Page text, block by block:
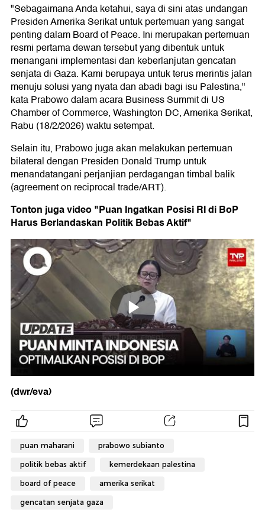
"Sebagaimana Anda ketahui, saya di sini atas undangan
Presiden Amerika Serikat untuk pertemuan yang sangat
penting dalam Board of Peace. Ini merupakan pertemuan
resmi pertama dewan tersebut yang dibentuk untuk
menangani implementasi dan keberlanjutan gencatan
senjata di Gaza. Kami berupaya untuk terus merintis jalan
menuju solusi yang nyata dan abadi bagi isu Palestina,"
kata Prabowo dalam acara Business Summit di US
Chamber of Commerce, Washington DC, Amerika Serikat,
Rabu (18/2/2026) waktu setempat.
Selain itu, Prabowo juga akan melakukan pertemuan
bilateral dengan Presiden Donald Trump untuk
menandatangani perjanjian perdagangan timbal balik
(agreement on reciprocal trade/ART).
Tonton juga video "Puan Ingatkan Posisi RI di BoP
Harus Berlandaskan Politik Bebas Aktif"
(dwr/eva)
puan maharani prabowo subianto
politik bebas aktif kemerdekaan palestina
board of peace amerika serikat
gencatan senjata gaza